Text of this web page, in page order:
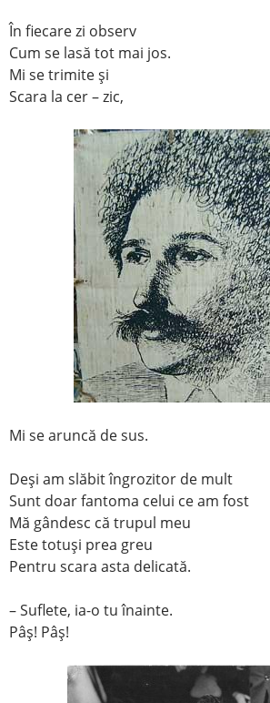
În fiecare zi observ
Cum se lasă tot mai jos.
Mi se trimite şi
Scara la cer – zic,
Mi se aruncă de sus.
Deşi am slăbit îngrozitor de mult
Sunt doar fantoma celui ce am fost
Mă gândesc că trupul meu
Este totuşi prea greu
Pentru scara asta delicată.
– Suflete, ia-o tu înainte.
Pâş! Pâş!